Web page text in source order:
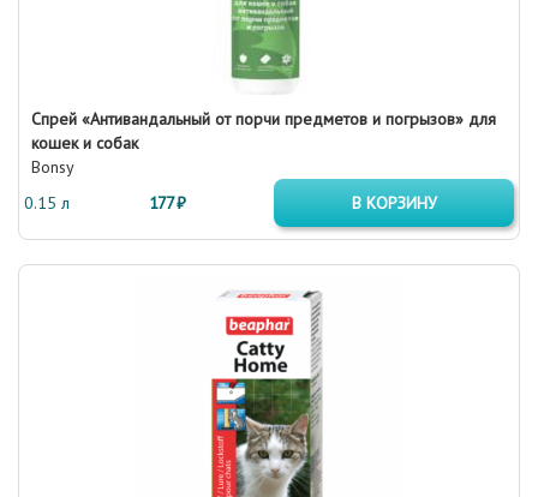
Спрей «Антивандальный от порчи предметов и погрызов» для
кошек и собак
Bonsy
0.15 л
177 ₽ В КОРЗИНУ